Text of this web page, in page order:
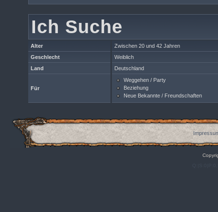
Ich Suche
Alter
Zwischen 20 und 42 Jahren
Geschlecht
Weiblich
Land
Deutschland
Für
Weggehen / Party
Beziehung
Neue Bekannte / Freundschaften